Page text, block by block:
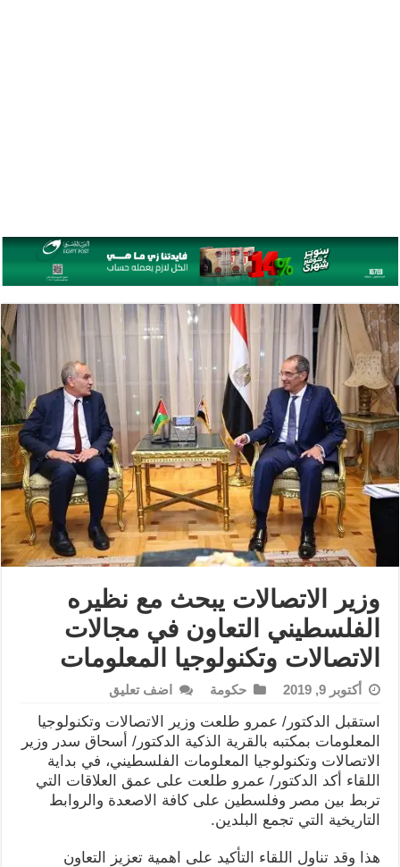
وزير الاتصالات يبحث مع نظيره
الفلسطيني التعاون في مجالات
الاتصالات وتكنولوجيا المعلومات
أكتوبر 9, 2019 حكومة اضف تعليق
استقبل الدكتور/ عمرو طلعت وزير الاتصالات وتكنولوجيا
المعلومات بمكتبه بالقرية الذكية الدكتور/ أسحاق سدر وزير
الاتصالات وتكنولوجيا المعلومات الفلسطيني، في بداية
اللقاء أكد الدكتور/ عمرو طلعت على عمق العلاقات التي
تربط بين مصر وفلسطين على كافة الاصعدة والروابط
التاريخية التي تجمع البلدين.
هذا وقد تناول اللقاء التأكيد على اهمية تعزيز التعاون